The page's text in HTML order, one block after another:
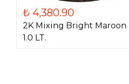
₺ 4,380.90
2K Mixing Bright Maroon
1.0 LT.